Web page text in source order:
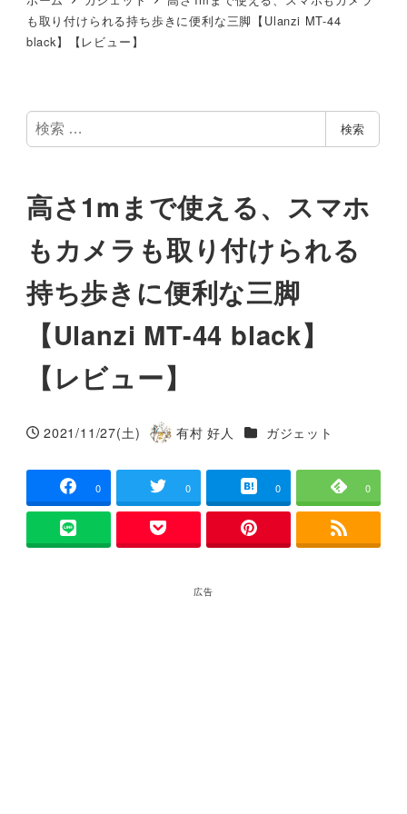
も取り付けられる持ち歩きに便利な三脚【Ulanzi MT-44
black】【レビュー】
検
索
検索
高さ1mまで使える、スマホ
もカメラも取り付けられる
持ち歩きに便利な三脚
【Ulanzi MT-44 black】
【レビュー】
投稿日
2021/11/27(土)
著
有村 好人 カテゴリー
ガジェット
0 0 0 0
広告